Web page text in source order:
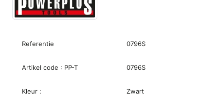
Referentie 0796S
Artikel code : PP-T 0796S
Kleur : Zwart